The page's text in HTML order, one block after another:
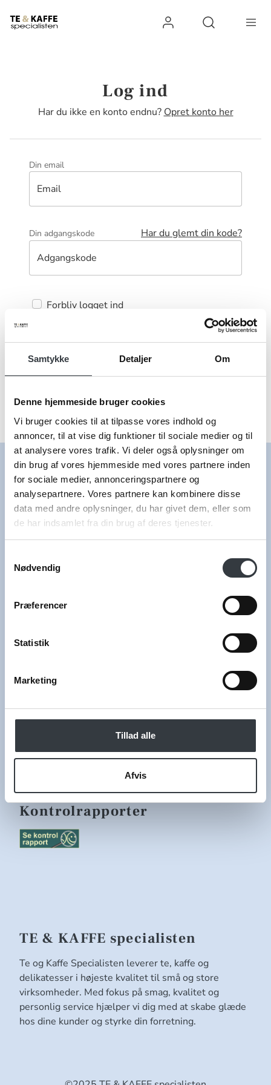
Samtykke Detaljer Om
Denne hjemmeside bruger cookies
Vi bruger cookies til at tilpasse vores indhold og
annoncer, til at vise dig funktioner til sociale medier og til
at analysere vores trafik. Vi deler også oplysninger om
din brug af vores hjemmeside med vores partnere inden
for sociale medier, annonceringspartnere og
analysepartnere. Vores partnere kan kombinere disse
data med andre oplysninger, du har givet dem, eller som
de har indsamlet fra din brug af deres tjenester.
Nødvendig
Præferencer
Statistik
Marketing
Tillad alle
Afvis
Log ind
Log ind
Har du ikke en konto endnu? Opret konto her
Din email
Email
Din adgangskode
Har du glemt din kode?
Adgangskode
Forbliv logget ind
Kontakt
TE og KAFFE specialisten
Kildegangen 5
Kontakt
Tilmelding til leverandørservice
Handelsbetingelser
Persondata og Cookies
Kontrolrapporter
TE & KAFFE specialisten
Te og Kaffe Specialisten leverer te, kaffe og
delikatesser i højeste kvalitet til små og store
virksomheder. Med fokus på smag, kvalitet og
personlig service hjælper vi dig med at skabe glæde
hos dine kunder og styrke din forretning.